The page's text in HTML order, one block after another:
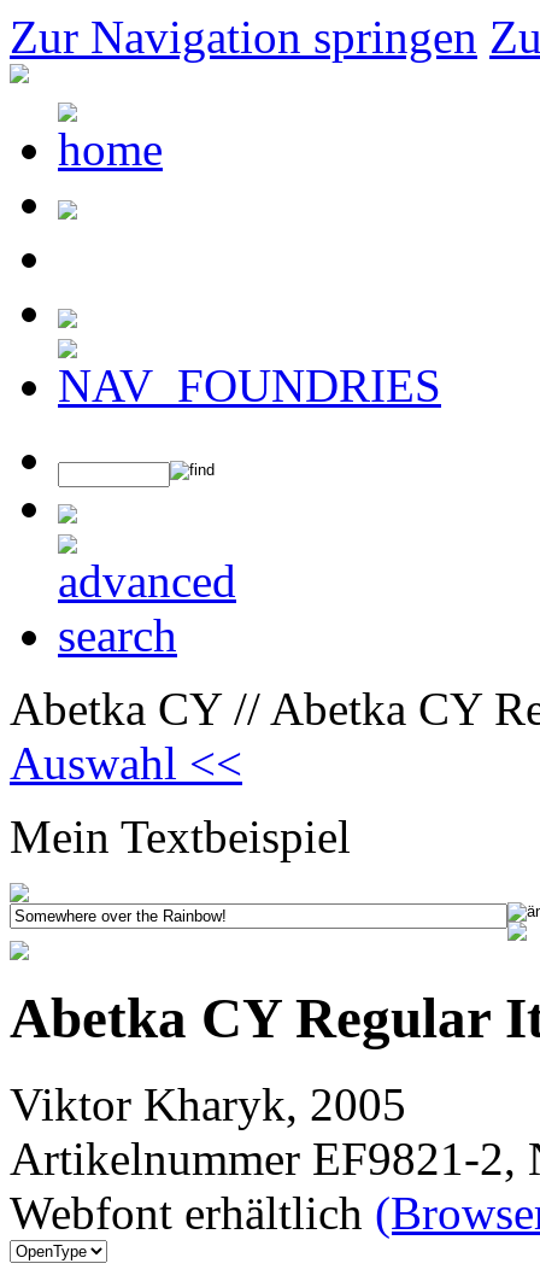
Zur Navigation springen
Abetka CY // Abetka CY
Auswahl <<
Mein Textbeispiel
Abetka CY Regular
Viktor Kharyk, 2005
Artikelnummer EF9821-2,
Webfont erhältlich